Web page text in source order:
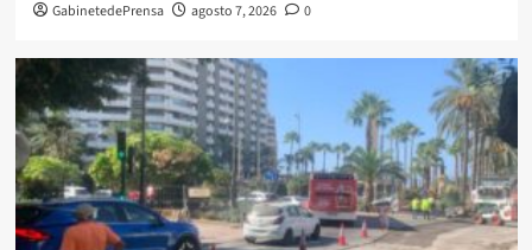
GabinetedePrensa agosto 7, 2026 0